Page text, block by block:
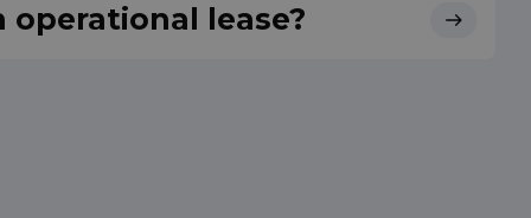
operational lease?